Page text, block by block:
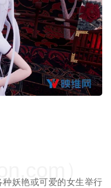
妖艳或可爱的女生举行
）